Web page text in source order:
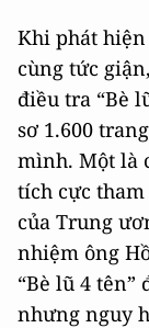
Khi phát hiện
cùng tức
điều tra “Bè
sơ 1.600
mình. Một là
tích cực
của Trung
nhiệm ông
“Bè lũ 4
nhưng nguy